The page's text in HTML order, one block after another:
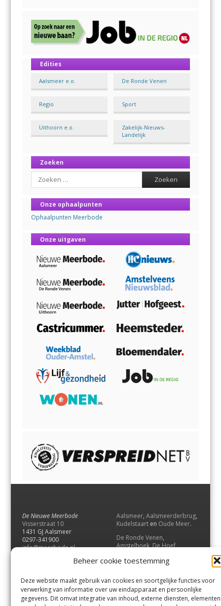
Beheer cookie toestemming
Deze website maakt gebruik van cookies en soortgelijke functies voor
verwerking van informatie over uw eindapparaat en persoonlijke
gegevens. Dit omvat integratie van inhoud, externe diensten, elementen
Edities
Aalsmeer e.o. De Ronde Venen
Regio Sport
Uithoorn e.o.
Zakelijk-Nieuws-
Landelijk
Zoeken
Search
Onze ophaalpunten
Ophaalpunten Meerbode
Onze uitgaven
De Nieuwe Meerbode
Visserstraat 10
1431 GJ Aalsmeer
0297-341900
info@meerbode.nl
Aalsmeer, Aalsmeerderbrug,
Kudelstaart en Oude Meer.
De Ronde Venen,
Amstelhoek,De Hoef,
Vrouwenakker,Waverveen
UithoornenDe Kwakel.